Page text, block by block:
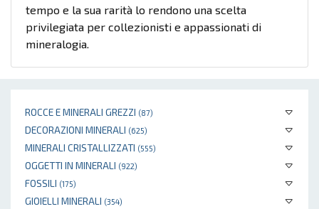
ROCCE E MINERALI GREZZI (87)
DECORAZIONI MINERALI (625)
MINERALI CRISTALLIZZATI (555)
OGGETTI IN MINERALI (922)
FOSSILI (175)
GIOIELLI MINERALI (354)
tempo e la sua rarità lo rendono una scelta
privilegiata per collezionisti e appassionati di
mineralogia.